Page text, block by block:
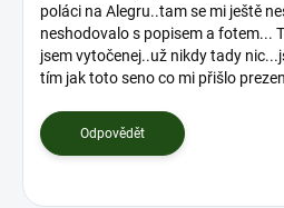
poláci na Alegru..tam se mi ještě
neshodovalo s popisem a fotem...
jsem vytočenej..už nikdy tady
tím jak toto seno co mi přišlo
Odpovědět